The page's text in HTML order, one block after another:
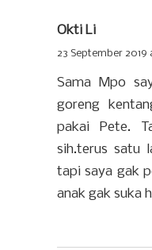
Okti Li
23 September 2019
Sama Mpo
goreng
pakai Pete.
sih.terus satu
tapi saya gak
anak gak suka